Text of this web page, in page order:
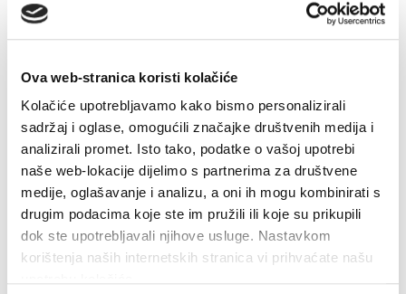
Ova web-stranica koristi kolačiće
Kolačiće upotrebljavamo kako bismo personalizirali
sadržaj i oglase, omogućili značajke društvenih medija i
analizirali promet. Isto tako, podatke o vašoj upotrebi
naše web-lokacije dijelimo s partnerima za društvene
medije, oglašavanje i analizu, a oni ih mogu kombinirati s
drugim podacima koje ste im pružili ili koje su prikupili
dok ste upotrebljavali njihove usluge. Nastavkom
korištenja naših internetskih stranica vi prihvaćate našu
Press
Info
Jak się tu dostać
Tourist info
Głosowanie
Cookiepolicy